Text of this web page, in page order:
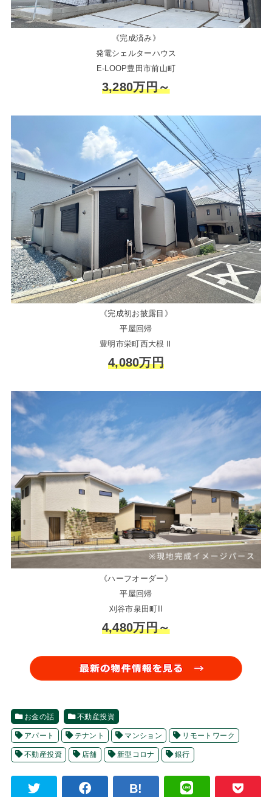
《完成済み》
発電シェルターハウス
E-LOOP豊田市前山町
3,280万円～
《完成初お披露目》
平屋回帰
豊明市栄町西大根Ⅱ
4,080万円
《ハーフオーダー》
平屋回帰
刈谷市泉田町II
4,480万円～
お金の話 不動産投資
アパート テナント マンション リモートワーク
不動産投資 店舗 新型コロナ 銀行